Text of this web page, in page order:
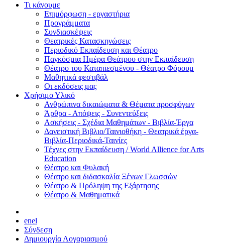
Τι κάνουμε
Επιμόρφωση - εργαστήρια
Προγράμματα
Συνδιασκέψεις
Θεατρικές Κατασκηνώσεις
Περιοδικό Εκπαίδευση και Θέατρο
Παγκόσμια Ημέρα Θεάτρου στην Εκπαίδευση
Θέατρο του Καταπιεσμένου - Θέατρο Φόρουμ
Μαθητικά φεστιβάλ
Οι εκδόσεις μας
Χρήσιμο Υλικό
Ανθρώπινα δικαιώματα & Θέματα προσφύγων
Άρθρα - Απόψεις - Συνεντεύξεις
Ασκήσεις - Σχέδια Μαθημάτων - Βιβλία-Έργα
Δανειστική Βιβλιο/Ταινιοθήκη - Θεατρικά έργα-
Βιβλία-Περιοδικά-Ταινίες
Τέχνες στην Εκπαίδευση / World Allience for Arts
Education
Θέατρο και Φυλακή
Θέατρο και διδασκαλία Ξένων Γλωσσών
Θέατρο & Πρόληψη της Εξάρτησης
Θέατρο & Μαθηματικά
enel
Σύνδεση
Δημιουργία Λογαριασμού